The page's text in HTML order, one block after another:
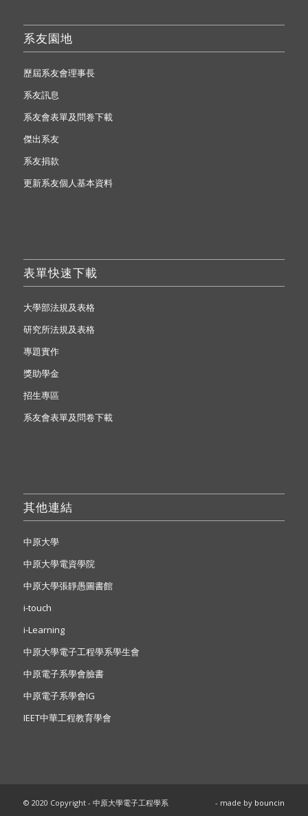
系友園地
歷屆系友會理事長
系友訊息
系友會表單及問卷下載
傑出系友
系友捐款
更新系友個人基本資料
表單快速下載
大學部法規及表格
研究所法規及表格
專題實作
獎助學金
招生專區
系友會表單及問卷下載
其他連結
中原大學
中原大學電資學院
中原大學張靜愚圖書館
i-touch
i-Learning
中原大學電子工程學系學生會
中原電子系學會臉書
中原電子系學會IG
IEET中華工程教育學會
© 2020 Copyright - 中原大學電子工程學系 - made by bouncin